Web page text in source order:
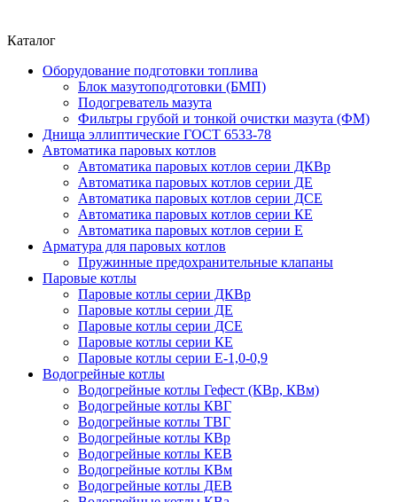
Каталог
Оборудование подготовки топлива
Блок мазутоподготовки (БМП)
Подогреватель мазута
Фильтры грубой и тонкой очистки мазута (ФМ)
Днища эллиптические ГОСТ 6533-78
Автоматика паровых котлов
Автоматика паровых котлов серии ДКВр
Автоматика паровых котлов серии ДЕ
Автоматика паровых котлов серии ДСЕ
Автоматика паровых котлов серии КЕ
Автоматика паровых котлов серии Е
Арматура для паровых котлов
Пружинные предохранительные клапаны
Паровые котлы
Паровые котлы серии ДКВр
Паровые котлы серии ДЕ
Паровые котлы серии ДСЕ
Паровые котлы серии КЕ
Паровые котлы серии Е-1,0-0,9
Водогрейные котлы
Водогрейные котлы Гефест (КВр, КВм)
Водогрейные котлы КВГ
Водогрейные котлы ТВГ
Водогрейные котлы КВр
Водогрейные котлы КЕВ
Водогрейные котлы КВм
Водогрейные котлы ДЕВ